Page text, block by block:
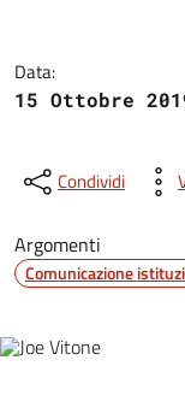
Data:
15 Ottobre
Condividi
Argomenti
Comunicazione